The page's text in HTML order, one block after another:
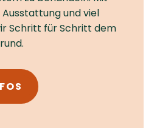
und viel
Schritt für Schritt dem